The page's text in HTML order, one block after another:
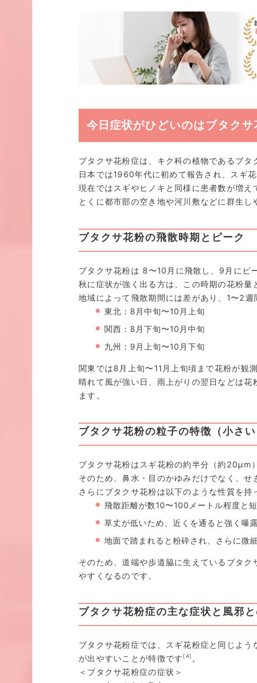
今日症状がひどいのはブタク
ブタクサ花粉症は、キク科の植物であるブ
日本では1960年代に初めて報告され、スギ
現在ではスギやヒノキと同様に患者数が増
とくに都市部の空き地や河川敷などに群生
ブタクサ花粉の飛散時期とピーク
ブタクサ花粉は 8〜10月に飛散し、9月にピ
秋に症状が強く出る方は、この時期の花粉量
地域によって飛散期間には差があり、1〜2週
東北：8月中旬〜10月上旬
関西：8月下旬〜10月中旬
九州：9月上旬〜10月下旬
関東では8月上旬〜11月上旬頃まで花粉が観
晴れて風が強い日、雨上がりの翌日などは
ます。
ブタクサ花粉の粒子の特徴（小さい
ブタクサ花粉はスギ花粉の約半分（約20μm
そのため、鼻水・目のかゆみだけでなく、せ
さらにブタクサ花粉は以下のような性質を持
飛散距離が数10〜100メートル程度と
草丈が低いため、近くを通ると強く曝
地面で踏まれると粉砕され、さらに微
そのため、道端や歩道脇に生えているブタ
やすくなるのです。
ブタクサ花粉症の主な症状と風邪
ブタクサ花粉症では、スギ花粉症と同じよ
が出やすいことが特徴です [4] 。
＜ブタクサ花粉症の症状＞